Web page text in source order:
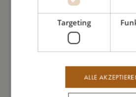
Das könnte dir
Targeting
ALLE